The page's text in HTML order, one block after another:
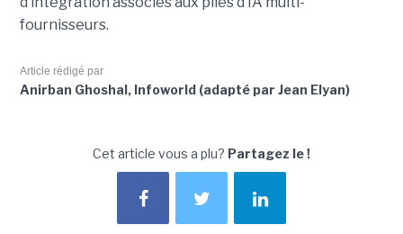
fournisseurs.
Article rédigé par
Anirban Ghoshal, Infoworld (adapté par Jean Elyan)
Cet article vous a plu? Partagez le !